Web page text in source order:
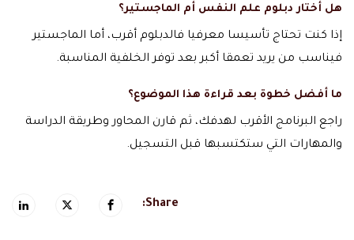
هل أختار دبلوم علم النفس أم الماجستير؟
إذا كنت تحتاج تأسيسا معرفيا فالدبلوم أقرب، أما الماجستير
فيناسب من يريد تعمقا أكبر بعد توفر الخلفية المناسبة.
ما أفضل خطوة بعد قراءة هذا الموضوع؟
راجع البرنامج الأقرب لهدفك، ثم قارن المحاور وطريقة الدراسة
والمهارات التي ستكتسبها قبل التسجيل.
Share: